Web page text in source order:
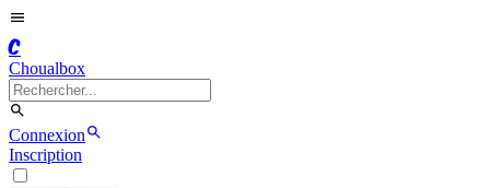
C
Choualbox
Connexion
Inscription